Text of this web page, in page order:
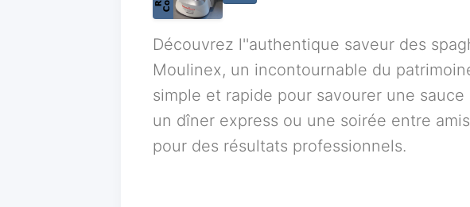
Découvrez l''authentique saveur des
Moulinex, un incontournable du
simple et rapide pour savourer une
un dîner express ou une soirée entre
pour des résultats professionnels.